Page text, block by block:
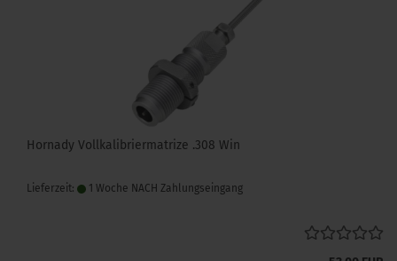
Hornady Vollkalibriermatrize .308 Win
Lieferzeit: 1 Woche NACH Zahlungseingang